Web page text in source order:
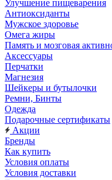
Улучшение пищеварения
Антиоксиданты
Мужское здоровье
Омега жиры
Память и мозговая
Аксессуары
Перчатки
Магнезия
Шейкеры и бутылочки
Ремни, Бинты
Одежда
Подарочные сертификаты
Акции
Бренды
Как купить
Условия оплаты
Условия доставки